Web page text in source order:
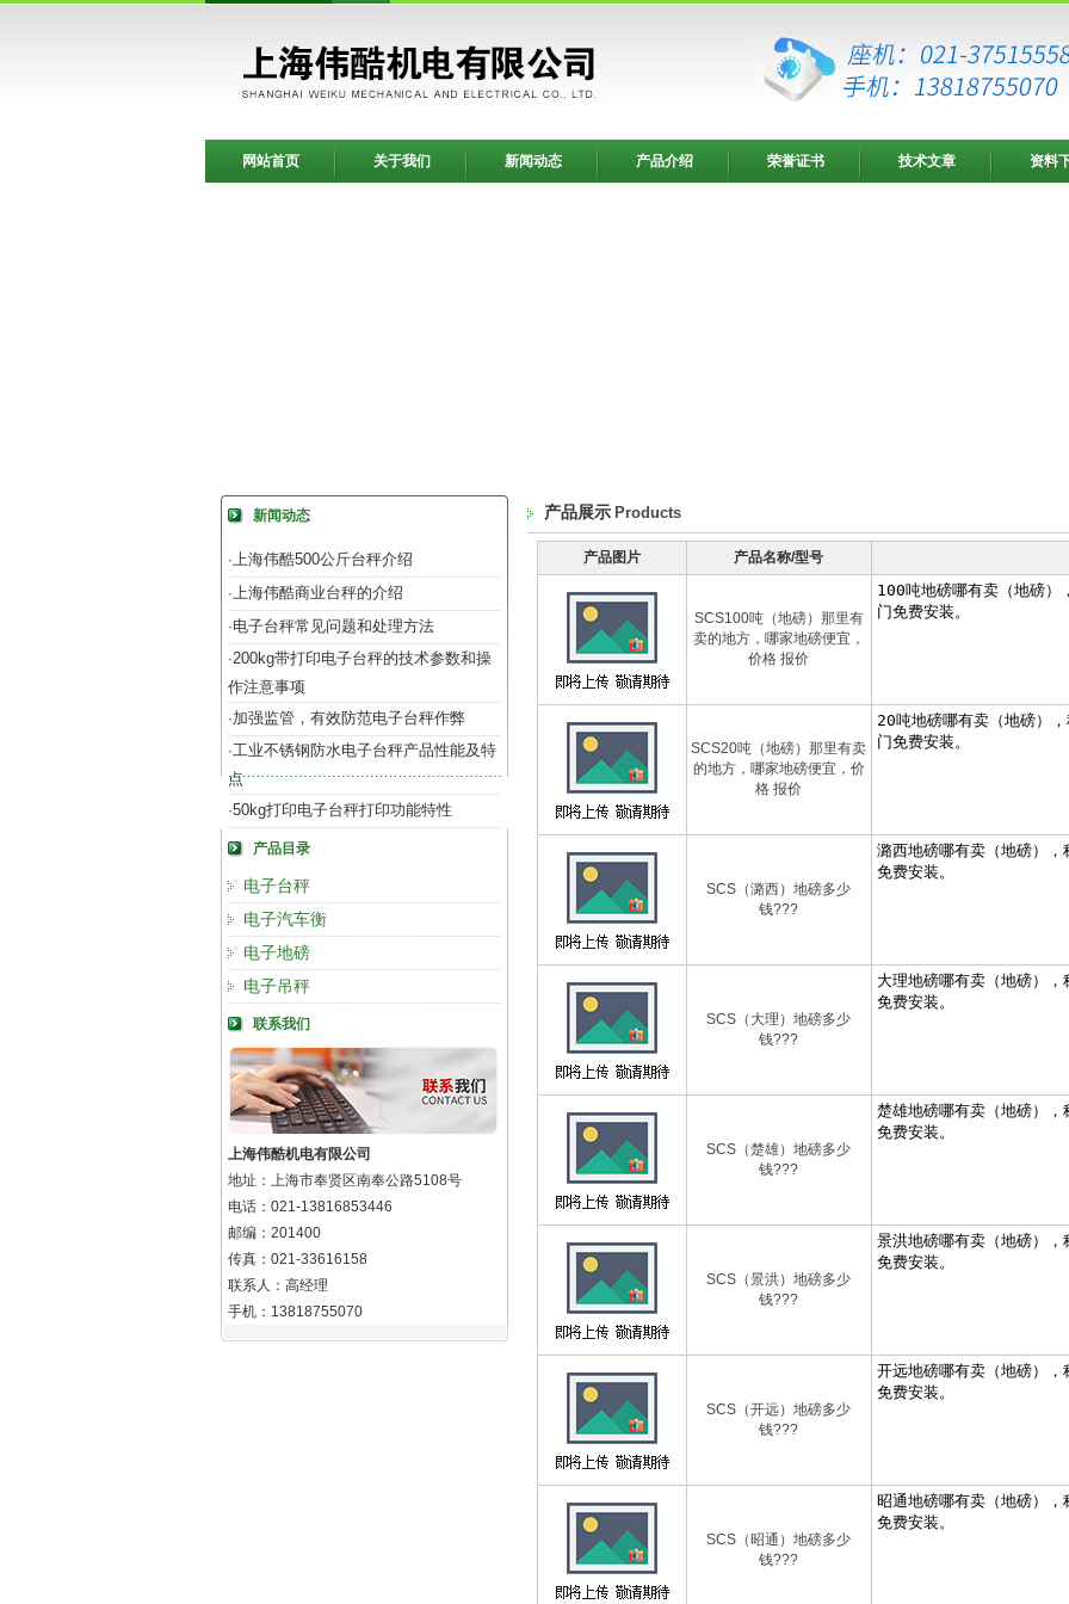
网站首页 关于我们 新闻动态 产品介绍 荣誉证书 技术文章 资料
新闻动态
·上海伟酷500公斤台秤介绍
·上海伟酷商业台秤的介绍
·电子台秤常见问题和处理方法
·200kg带打印电子台秤的技术参数和操
作注意事项
·加强监管，有效防范电子台秤作弊
·工业不锈钢防水电子台秤产品性能及特
点
·50kg打印电子台秤打印功能特性
产品目录
电子台秤
电子汽车衡
电子地磅
电子吊秤
联系我们
上海伟酷机电有限公司
地址：上海市奉贤区南奉公路5108号
电话：021-13816853446
邮编：201400
传真：021-33616158
联系人：高经理
手机：13818755070
产品展示 Products
产品图片 产品名称/型号
SCS100吨（地磅）那里有
卖的地方，哪家地磅便宜，
价格 报价
SCS20吨（地磅）那里有卖
的地方，哪家地磅便宜，价
格 报价
SCS（潞西）地磅多少
钱???
SCS（大理）地磅多少
钱???
SCS（楚雄）地磅多少
钱???
SCS（景洪）地磅多少
钱???
SCS（开远）地磅多少
钱???
SCS（昭通）地磅多少
钱???